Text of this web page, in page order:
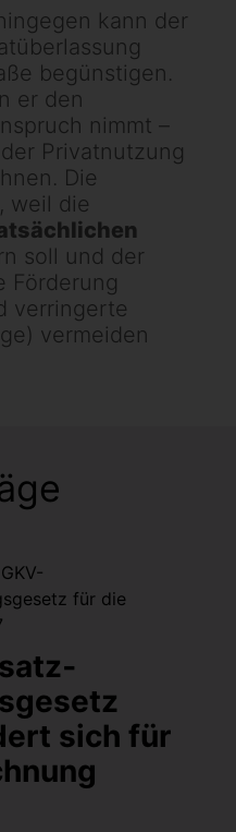
kann der
begünstigen.
er den
nimmt –
Privatnutzung
Die
weil die
soll und der
Förderung
verringerte
vermeiden
sich für